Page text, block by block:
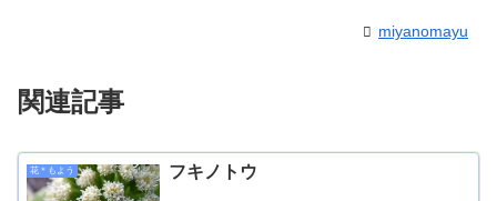
miyanomayu
関連記事
花＊もよう フキノトウ